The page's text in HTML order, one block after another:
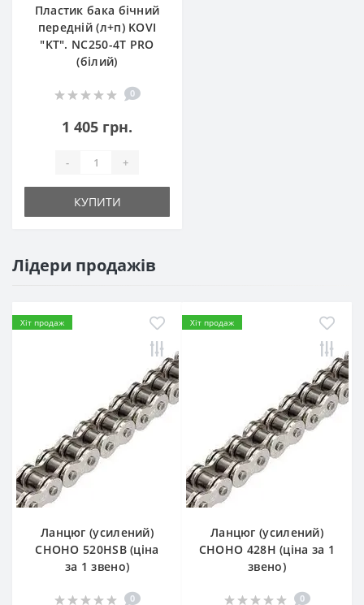
Пластик бака бічний
передній (л+п) KOVI
"KT". NC250-4Т PRO
(білий)
0
1 405 грн.
- +
КУПИТИ
Лідери продажів
Хіт продаж
Ланцюг (усилений)
СHOHO 520HSB (ціна
за 1 звено)
0
Хіт продаж
Ланцюг (усилений)
СHOHO 428H (ціна за 1
звено)
0